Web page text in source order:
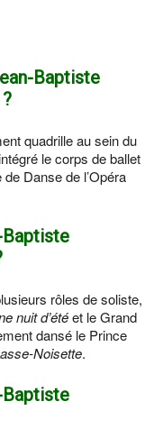
Baptiste
quadrille au sein du
le corps de ballet
Danse de l’Opéra
rôles de soliste,
nuit d’étéet le Grand
dansé le Prince
Noisette.